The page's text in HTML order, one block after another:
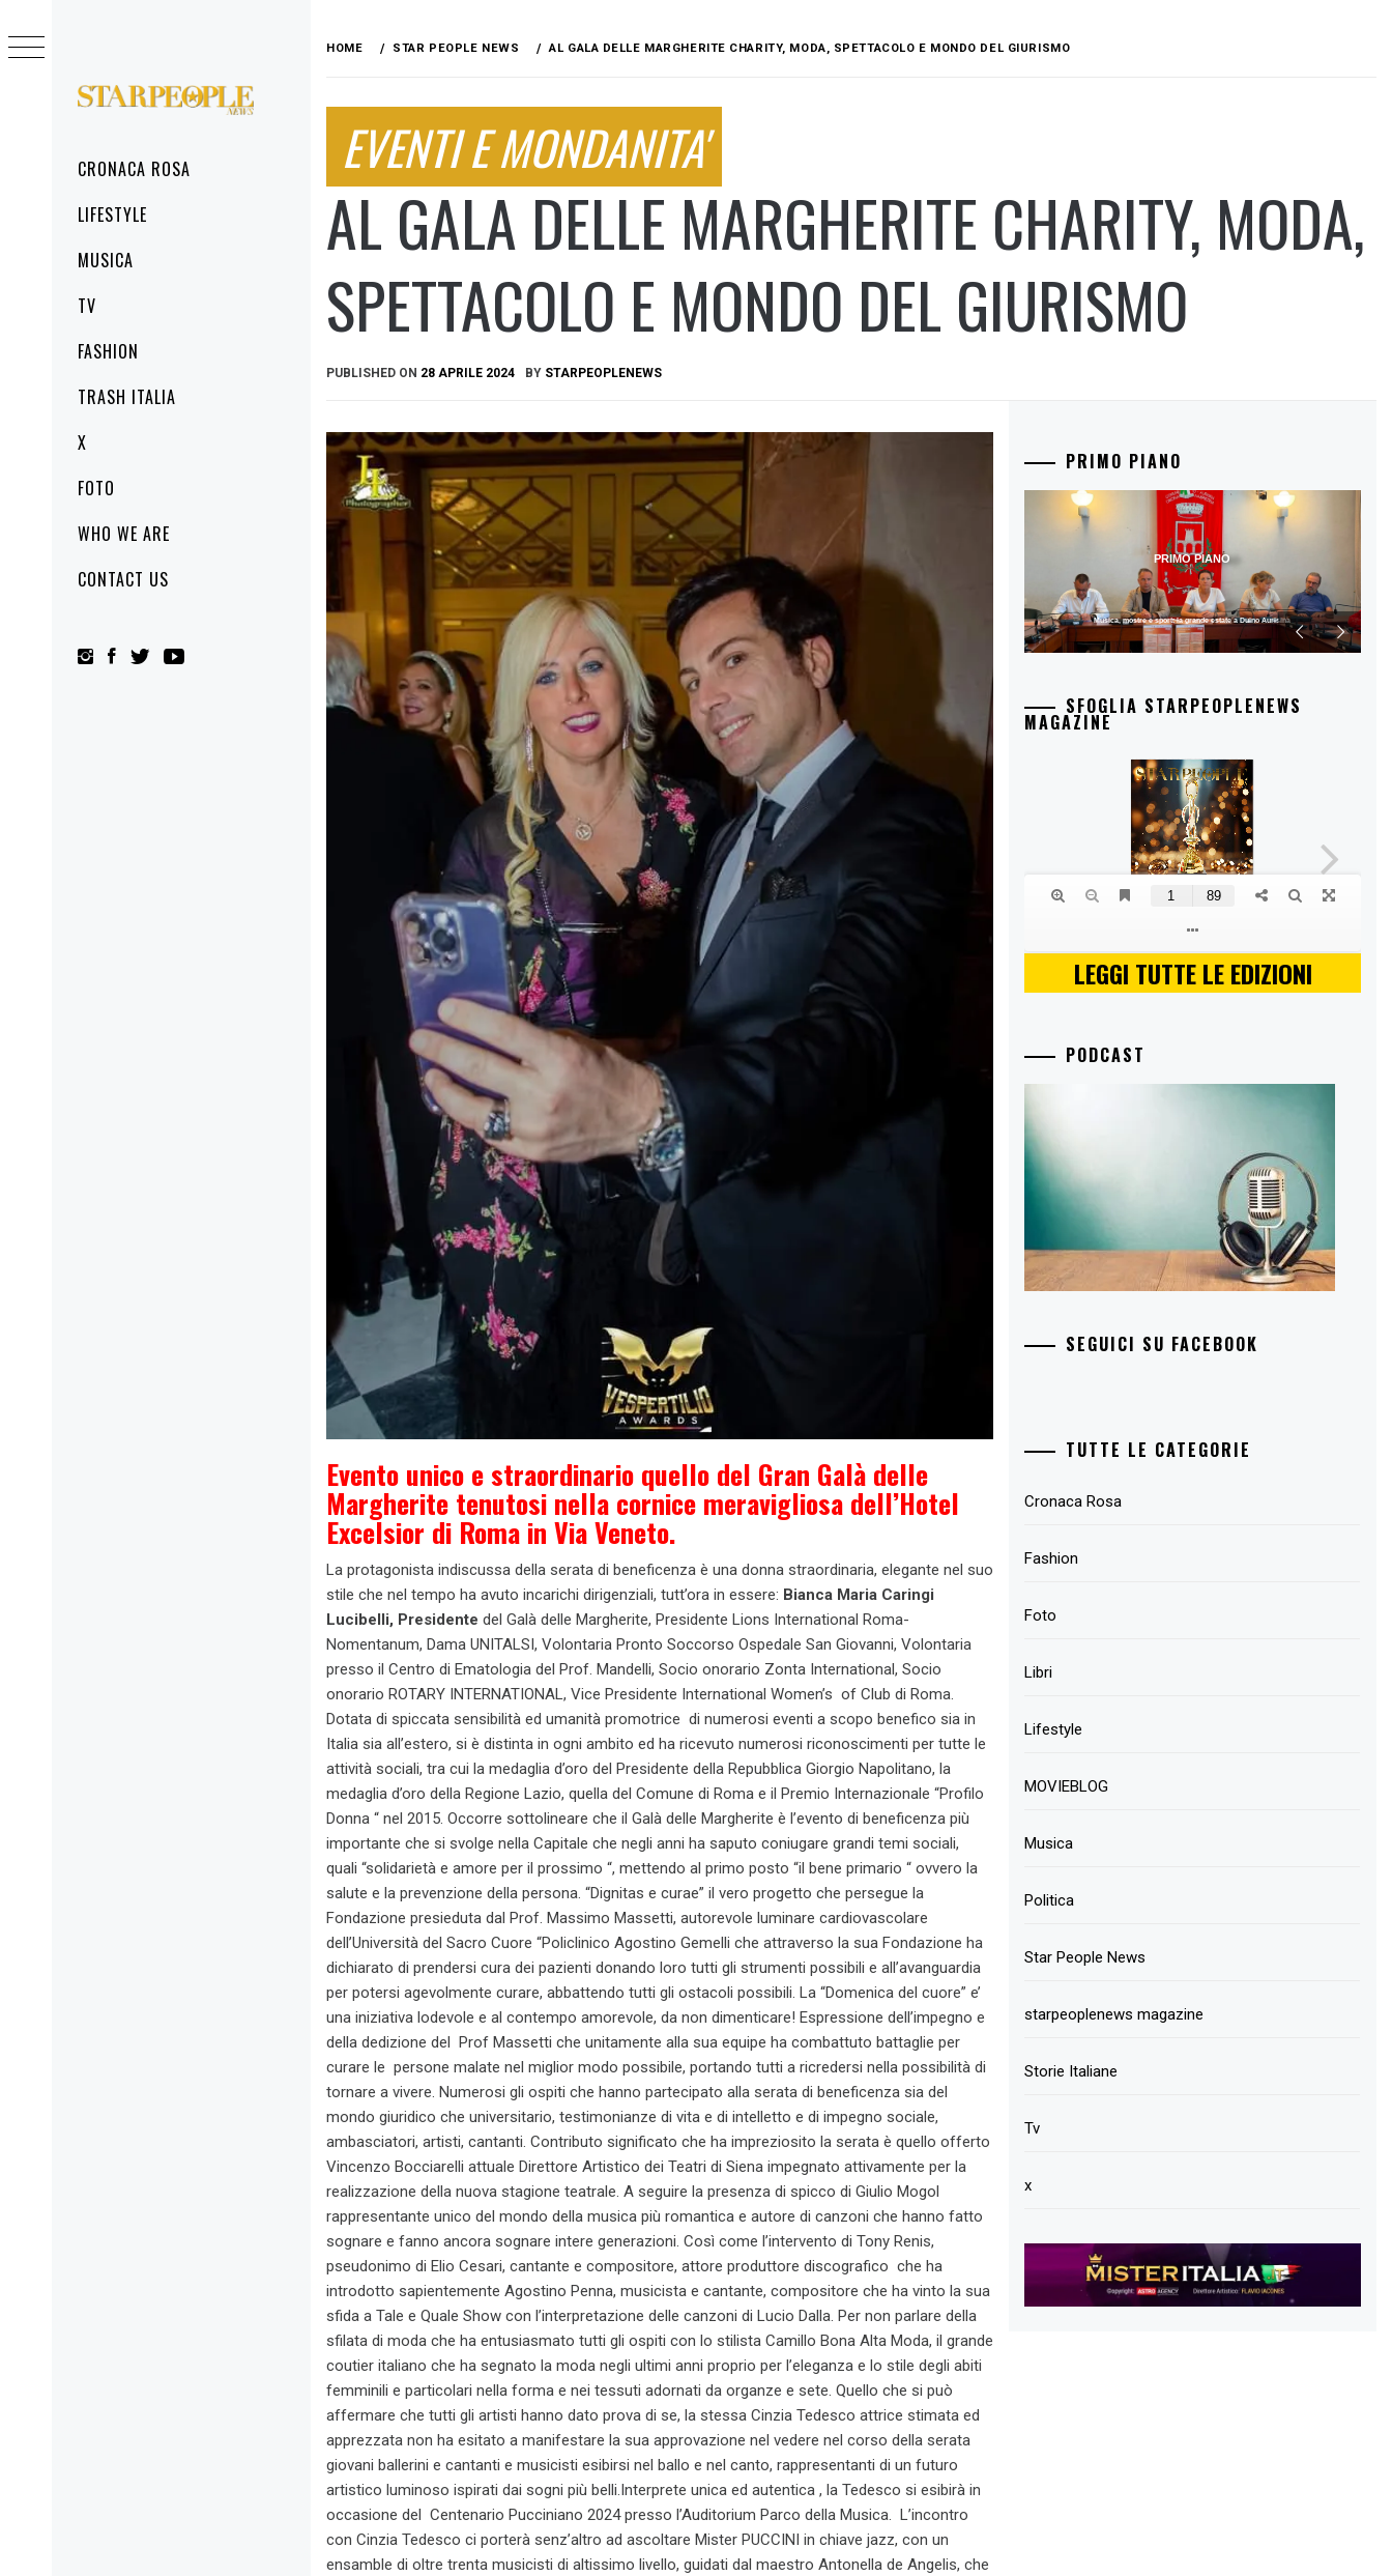
STARPEOPLENEWS
MenuCRONACA ROSA
LIFESTYLE
MUSICA
TV
FASHION
TRASH ITALIA
X
FOTO
WHO WE ARE
CONTACT US
to
content
HOME STAR PEOPLE NEWS AL GALA DELLE MARGHERITE CHARITY, MODA, SPETTACOLO E MONDO DEL GIURISMO
EVENTI E MONDANITA'
AL GALA DELLE MARGHERITE CHARITY, MODA,
SPETTACOLO E MONDO DEL GIURISMO
PUBLISHED ON 28 APRILE 2024 BY STARPEOPLENEWS
Evento unico e straordinario quello del Gran Galà delle
Margherite tenutosi nella cornice meravigliosa dell’Hotel
Excelsior di Roma in Via Veneto.
La protagonista indiscussa della serata di beneficenza è una donna straordinaria, elegante nel suo
stile che nel tempo ha avuto incarichi dirigenziali, tutt’ora in essere: Bianca Maria Caringi
Lucibelli, Presidente del Galà delle Margherite, Presidente Lions International Roma-
Nomentanum, Dama UNITALSI, Volontaria Pronto Soccorso Ospedale San Giovanni, Volontaria
presso il Centro di Ematologia del Prof. Mandelli, Socio onorario Zonta International, Socio
onorario ROTARY INTERNATIONAL, Vice Presidente International Women’s of Club di Roma.
Dotata di spiccata sensibilità ed umanità promotrice di numerosi eventi a scopo benefico sia in
Italia sia all’estero, si è distinta in ogni ambito ed ha ricevuto numerosi riconoscimenti per tutte le
attività sociali, tra cui la medaglia d’oro del Presidente della Repubblica Giorgio Napolitano, la
medaglia d’oro della Regione Lazio, quella del Comune di Roma e il Premio Internazionale “Profilo
Donna “ nel 2015. Occorre sottolineare che il Galà delle Margherite è l’evento di beneficenza più
importante che si svolge nella Capitale che negli anni ha saputo coniugare grandi temi sociali,
quali “solidarietà e amore per il prossimo “, mettendo al primo posto “il bene primario “ ovvero la
salute e la prevenzione della persona. “Dignitas e curae” il vero progetto che persegue la
Fondazione presieduta dal Prof. Massimo Massetti, autorevole luminare cardiovascolare
dell’Università del Sacro Cuore “Policlinico Agostino Gemelli che attraverso la sua Fondazione ha
dichiarato di prendersi cura dei pazienti donando loro tutti gli strumenti possibili e all’avanguardia
per potersi agevolmente curare, abbattendo tutti gli ostacoli possibili. La “Domenica del cuore” e’
una iniziativa lodevole e al contempo amorevole, da non dimenticare! Espressione dell’impegno e
della dedizione del Prof Massetti che unitamente alla sua equipe ha combattuto battaglie per
curare le persone malate nel miglior modo possibile, portando tutti a ricredersi nella possibilità di
tornare a vivere. Numerosi gli ospiti che hanno partecipato alla serata di beneficenza sia del
mondo giuridico che universitario, testimonianze di vita e di intelletto e di impegno sociale,
ambasciatori, artisti, cantanti. Contributo significato che ha impreziosito la serata è quello offerto
Vincenzo Bocciarelli attuale Direttore Artistico dei Teatri di Siena impegnato attivamente per la
realizzazione della nuova stagione teatrale. A seguire la presenza di spicco di Giulio Mogol
rappresentante unico del mondo della musica più romantica e autore di canzoni che hanno fatto
sognare e fanno ancora sognare intere generazioni. Così come l’intervento di Tony Renis,
pseudonimo di Elio Cesari, cantante e compositore, attore produttore discografico che ha
introdotto sapientemente Agostino Penna, musicista e cantante, compositore che ha vinto la sua
sfida a Tale e Quale Show con l’interpretazione delle canzoni di Lucio Dalla. Per non parlare della
sfilata di moda che ha entusiasmato tutti gli ospiti con lo stilista Camillo Bona Alta Moda, il grande
coutier italiano che ha segnato la moda negli ultimi anni proprio per l’eleganza e lo stile degli abiti
femminili e particolari nella forma e nei tessuti adornati da organze e sete. Quello che si può
affermare che tutti gli artisti hanno dato prova di se, la stessa Cinzia Tedesco attrice stimata ed
apprezzata non ha esitato a manifestare la sua approvazione nel vedere nel corso della serata
giovani ballerini e cantanti e musicisti esibirsi nel ballo e nel canto, rappresentanti di un futuro
artistico luminoso ispirati dai sogni più belli.Interprete unica ed autentica , la Tedesco si esibirà in
occasione del Centenario Pucciniano 2024 presso l’Auditorium Parco della Musica. L’incontro
con Cinzia Tedesco ci porterà senz’altro ad ascoltare Mister PUCCINI in chiave jazz, con un
ensamble di oltre trenta musicisti di altissimo livello, guidati dal maestro Antonella de Angelis, che
PRIMO PIANO
Musica, mostre e sport: la grande estate a Duino Aurisina
PRIMO PIANO
SFOGLIA STARPEOPLENEWS
MAGAZINE
LEGGI TUTTE LE EDIZIONI
PODCAST
SEGUICI SU FACEBOOK
TUTTE LE CATEGORIE
Cronaca Rosa
Fashion
Foto
Libri
Lifestyle
MOVIEBLOG
Musica
Politica
Star People News
starpeoplenews magazine
Storie Italiane
Tv
x